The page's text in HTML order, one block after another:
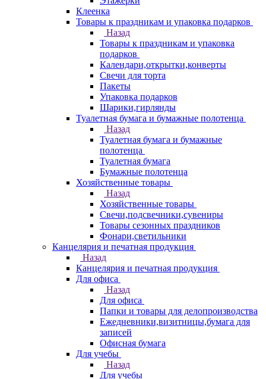
Клеенка
Товары к праздникам и упаковка подарков
Назад
Товары к праздникам и упаковка
подарков
Календари,открытки,конверты
Свечи для торта
Пакеты
Упаковка подарков
Шарики,гирлянды
Туалетная бумага и бумажные полотенца
Назад
Туалетная бумага и бумажные
полотенца
Туалетная бумага
Бумажные полотенца
Хозяйственные товары
Назад
Хозяйственные товары
Свечи,подсвечники,сувениры
Товары сезонных праздников
Фонари,светильники
Канцелярия и печатная продукция
Назад
Канцелярия и печатная продукция
Для офиса
Назад
Для офиса
Папки и товары для делопроизводства
Ежедневники,визитницы,бумага для
записей
Офисная бумага
Для учебы
Назад
Для учебы